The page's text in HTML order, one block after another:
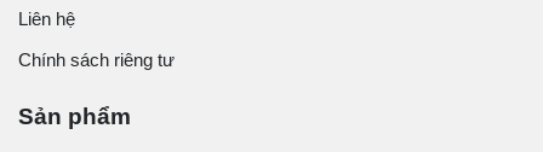
Liên hệ
Chính sách riêng tư
Sản phẩm